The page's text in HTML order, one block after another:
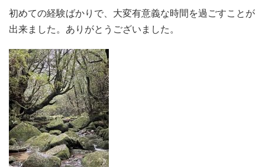
初めての経験ばかりで、大変有意義な時間を過ごすことが
出来ました。ありがとうございました。